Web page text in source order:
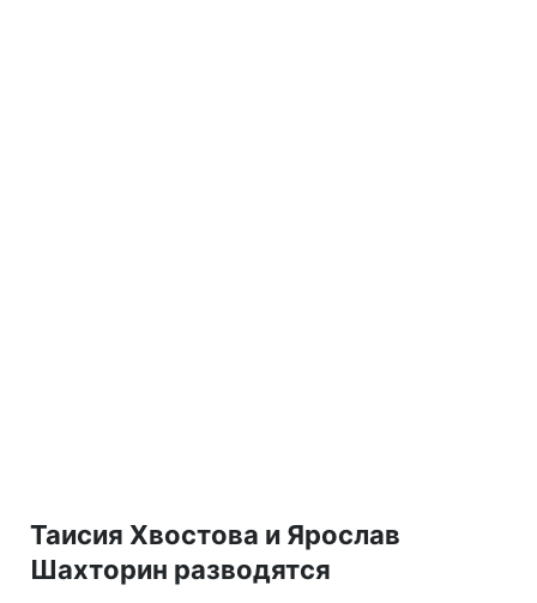
Таисия Хвостова и Ярослав
Шахторин разводятся